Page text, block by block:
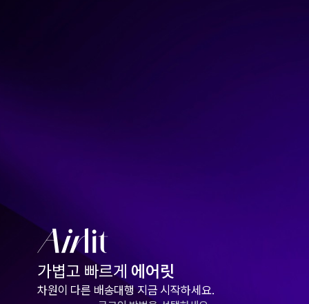
가볍고 빠르게 에어릿
차원이 다른 배송대행 지금 시작하세요.